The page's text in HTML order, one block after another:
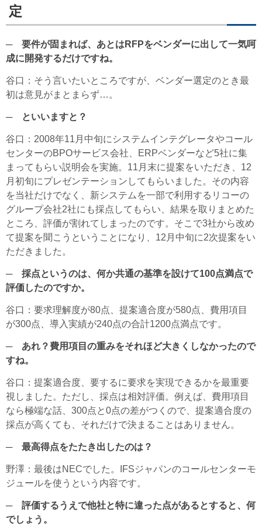
定
─ 要件が固まれば、あとはRFPをベンダーに出して一気呵
成に開発するだけですね。
谷口 ：そう言いたいところですが、ベンダー選定のとき最
初は意見がまとまらず…。
─ といいますと？
谷口 ：2008年11月中旬にシステムインテグレータやコール
センターのBPOサービス会社、ERPベンダーなど5社に集
まってもらい説明会を実施。11月末に提案をいただき、12
月初旬にプレゼンテーションしてもらいました。その内容
を当社だけでなく、新システムを一部で利用するリコーの
グループ会社2社にも採点してもらい、結果を取りまとめた
ところ、評価が割れてしまったのです。そこで3社から改め
て提案を聞こうということになり、12月中旬に2次提案をい
ただきました。
─ 採点というのは、何か共通の基準を設けて100点満点で
評価したのですか。
谷口 ：要求理解度が80点、提案適合度が580点、費用項目
が300点、導入実績が240点の合計1200点満点です。
─ あれ？費用項目の重みをそれほど大きくしなかったので
すね。
谷口 ：提案適合度、要するに要求を実現できるかを最重要
視しました。ただし、採点は相対評価。例えば、費用項目
なら極端な話、300点と0点の差がつくので、提案適合度の
採点が高くても、それだけで決まることはありません。
─ 最高得点をたたき出したのは？
野澤 ：最後はNECでした。IFSジャパンのコールセンターモ
ジュールを使うという内容です。
─ 評価するうえで他社と特に違った点があるとすると、何
でしょう。